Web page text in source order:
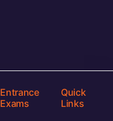
Entrance
Exams
Quick
Links